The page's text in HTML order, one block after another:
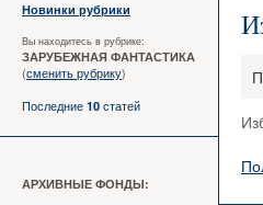
Новинки рубрики
Вы находитесь в рубрике:
ЗАРУБЕЖНАЯ ФАНТАСТИКА
(сменить рубрику)
Последние 10 статей
АРХИВНЫЕ ФОНДЫ: